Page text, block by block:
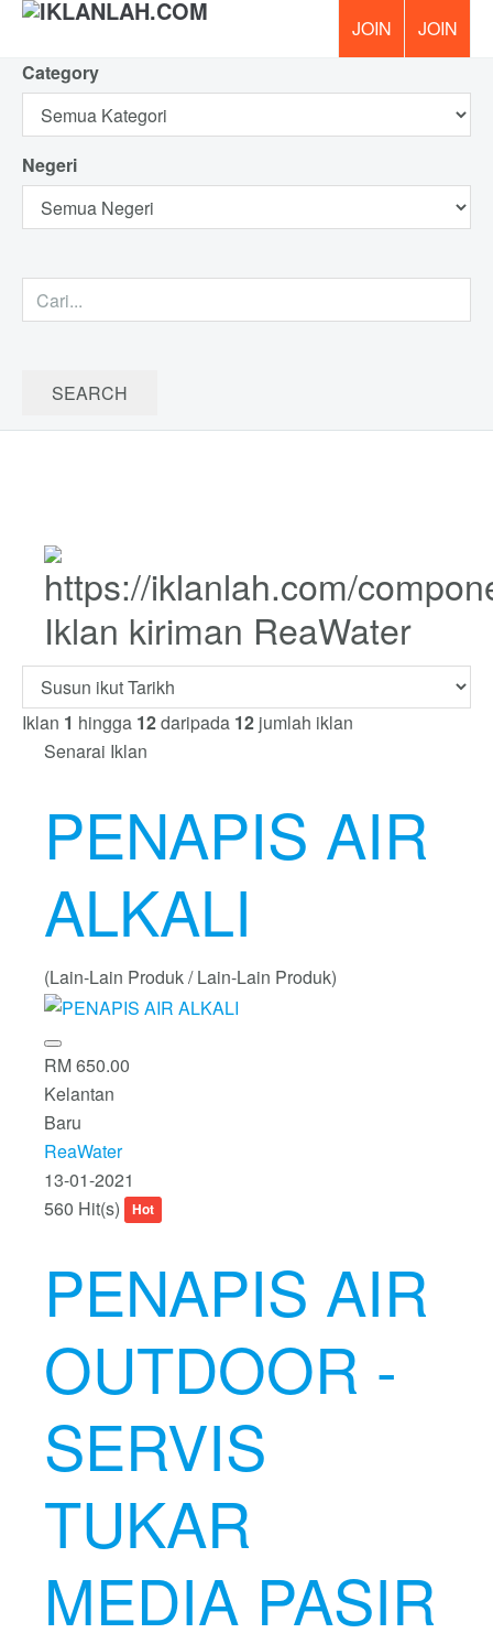
Category
Negeri
Iklan kiriman ReaWater
Iklan 1 hingga 12daripada 12 jumlah iklan
Senarai Iklan
PENAPIS AIR
ALKALI
(Lain-Lain Produk / Lain-Lain Produk)
RM 650.00
Kelantan
Baru
ReaWater
13-01-2021
560 Hit(s)
Hot
PENAPIS AIR
OUTDOOR -
SERVIS
TUKAR
MEDIA PASIR